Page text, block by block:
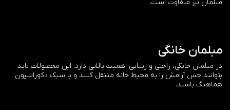
مبلمان نیز متفاوت است.
مبلمان خانگی
در مبلمان خانگی، راحتی و زیبایی اهمیت بالایی دارد. این محصولات باید
بتوانند حس آرامش را به محیط خانه منتقل کنند و با سبک دکوراسیون
هماهنگ باشند.